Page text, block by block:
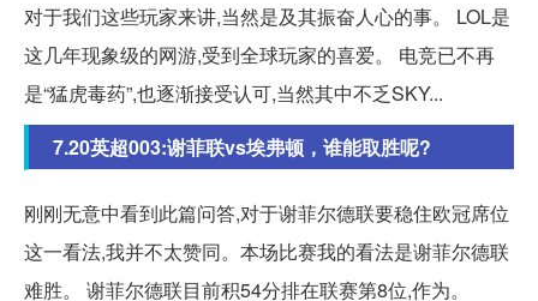
对于我们这些玩家来讲,当然是及其振奋人心的事。 LOL是
这几年现象级的网游,受到全球玩家的喜爱。 电竞已不再
是“猛虎毒药”,也逐渐接受认可,当然其中不乏SKY...
7.20英超003:谢菲联vs埃弗顿，谁能取胜呢?
刚刚无意中看到此篇问答,对于谢菲尔德联要稳住欧冠席位
这一看法,我并不太赞同。本场比赛我的看法是谢菲尔德联
难胜。 谢菲尔德联目前积54分排在联赛第8位,作为。